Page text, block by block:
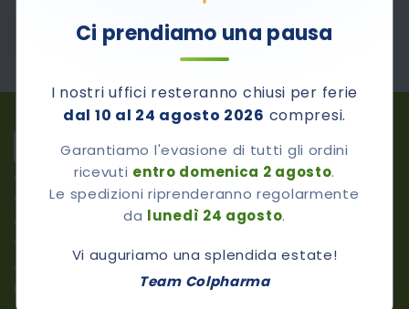
Ci prendiamo una pausa
I nostri uffici resteranno chiusi per ferie
dal 10 al 24 agosto 2026 compresi.
Garantiamo l'evasione di tutti gli ordini
ricevuti entro domenica 2 agosto.
Le spedizioni riprenderanno regolarmente
da lunedì 24 agosto.
Vi auguriamo una splendida estate!
Team Colpharma
MARCHE E BRANDS:
Colpharma
Srl
via A.M.
Vicenzi, 19/A
43124 –
Parma
Newsletter
Iscriviti ora alla
nostra
newsletter per
Terms Of
Sale
Returns And
Refunds
Policy
Policy
Cookie
Policy